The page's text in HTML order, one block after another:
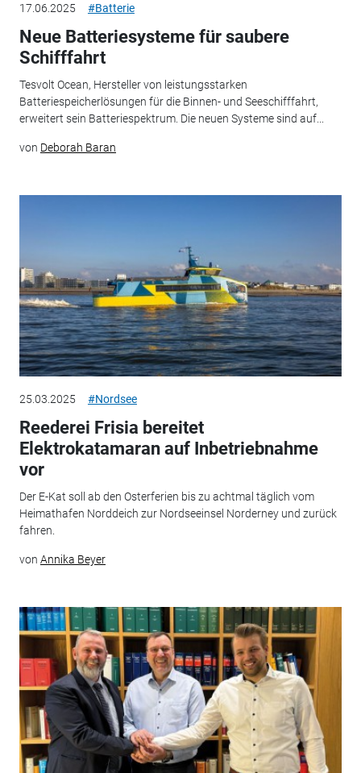
17.06.2025 #Batterie
Neue Batteriesysteme für saubere
Schifffahrt
Tesvolt Ocean, Hersteller von leistungsstarken
Batteriespeicherlösungen für die Binnen- und Seeschifffahrt,
erweitert sein Batteriespektrum. Die neuen Systeme sind auf...
von Deborah Baran
25.03.2025 #Nordsee
Reederei Frisia bereitet
Elektrokatamaran auf Inbetriebnahme
vor
Der E-Kat soll ab den Osterferien bis zu achtmal täglich vom
Heimathafen Norddeich zur Nordseeinsel Norderney und zurück
fahren.
von Annika Beyer